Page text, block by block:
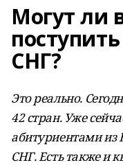
Могут ли
СНГ?
Это реально.
42 стран. Уже
абитуриентами из
СНГ. Есть также и